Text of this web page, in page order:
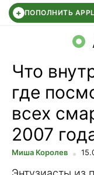
+ ПОПОЛНИТЬ
СБЕР КИДС
Что
где
всех
2007
Миша Королев